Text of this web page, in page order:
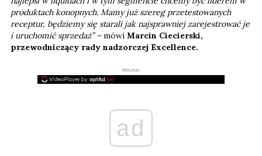
produktach konopnych. Mamy już szereg przetestowanych
receptur, będziemy się starali jak najsprawniej zarejestrować je
i uruchomić sprzedaż” –mówi Marcin Ciecierski,
przewodniczący rady nadzorczej Excellence.
REKLAMA
ad